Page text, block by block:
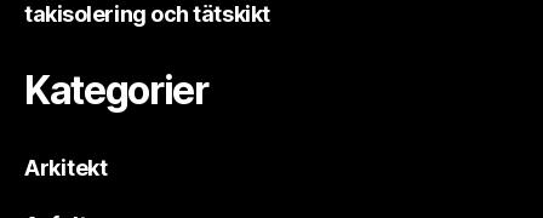
takisolering och tätskikt
Kategorier
Arkitekt